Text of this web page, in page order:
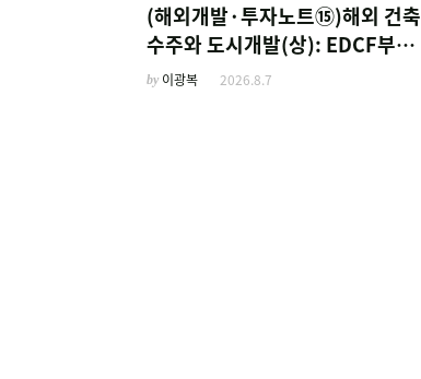
(해외개발·투자노트⑮)해외 건축
수주와 도시개발(상): EDCF부터
계열사 진출 위한 복합시설까지
by 이광복 2026.8.7